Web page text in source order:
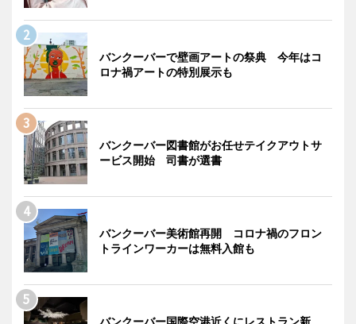
バンクーバーで壁画アートの祭典 今年はコ
ロナ禍アートの特別展示も
バンクーバー図書館がお任せテイクアウトサ
ービス開始 司書が選書
バンクーバー美術館再開 コロナ禍のフロン
トラインワーカーは無料入館も
バンクーバー国際空港近くにレストラン新